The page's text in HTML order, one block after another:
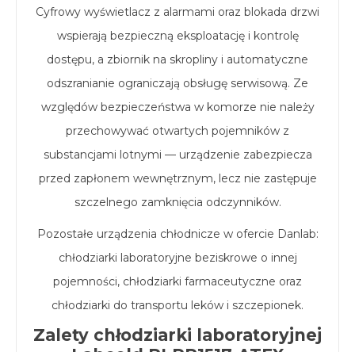
Cyfrowy wyświetlacz z alarmami oraz blokada drzwi
wspierają bezpieczną eksploatację i kontrolę
dostępu, a zbiornik na skropliny i automatyczne
odszranianie ograniczają obsługę serwisową. Ze
względów bezpieczeństwa w komorze nie należy
przechowywać otwartych pojemników z
substancjami lotnymi — urządzenie zabezpiecza
przed zapłonem wewnętrznym, lecz nie zastępuje
szczelnego zamknięcia odczynników.
Pozostałe urządzenia chłodnicze w ofercie Danlab:
chłodziarki laboratoryjne beziskrowe o innej
pojemności, chłodziarki farmaceutyczne oraz
chłodziarki do transportu leków i szczepionek.
Zalety chłodziarki laboratoryjnej